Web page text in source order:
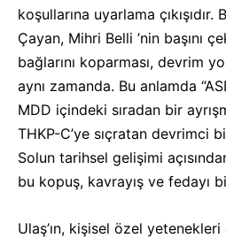
koşullarına uyarlama
Çayan, Mihri Belli ’nin başını
bağlarını koparması, devrim
aynı zamanda. Bu anlamda
MDD içindeki sıradan bir
THKP-C’ye sıçratan devrimci
Solun tarihsel gelişimi
bu kopuş, kavrayış ve fedayı
Ulaş’ın, kişisel özel